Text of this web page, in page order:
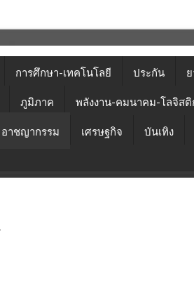
การศึกษา-เทคโนโลยี ประกัน
ภูมิภาค พลังงาน-คมนาคม-โลจิสติ
อาชญากรรม เศรษฐกิจ บันเทิง